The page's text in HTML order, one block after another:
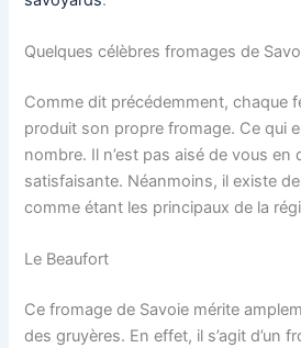
Quelques célèbres fromages de
Comme dit précédemment, chaque
produit son propre fromage. Ce qui
nombre. Il n’est pas aisé de vous en
satisfaisante. Néanmoins, il existe
comme étant les principaux de la
Le Beaufort
Ce fromage de Savoie mérite
des gruyères. En effet, il s’agit d’un